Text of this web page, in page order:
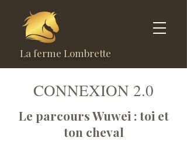
La ferme Lombrette
CONNEXION 2.0
Le parcours Wuwei : toi et
ton cheval